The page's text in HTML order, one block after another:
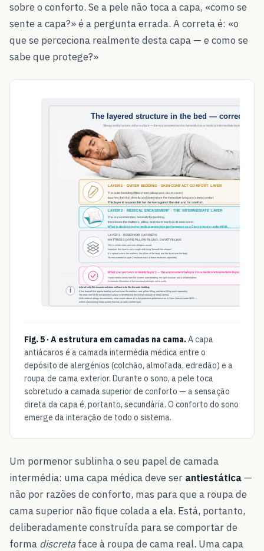
sobre o conforto. Se a pele não toca a capa, «como se
sente a capa?» é a pergunta errada. A correta é: «o
que se perceciona realmente desta capa — e como se
sabe que protege?»
Fig. 5 · A estrutura em camadas na cama.A capa
antiácaros é a camada intermédia médica entre o
depósito de alergénios (colchão, almofada, edredão) e a
roupa de cama exterior. Durante o sono, a pele toca
sobretudo a camada superior de conforto — a sensação
direta da capa é, portanto, secundária. O conforto do sono
emerge da interação de todo o sistema.
Um pormenor sublinha o seu papel de camada
intermédia: uma capa médica deve ser antiestática —
não por razões de conforto, mas para que a roupa de
cama superior não fique colada a ela. Está, portanto,
deliberadamente construída para se comportar de
forma discretaface à roupa de cama real. Uma capa